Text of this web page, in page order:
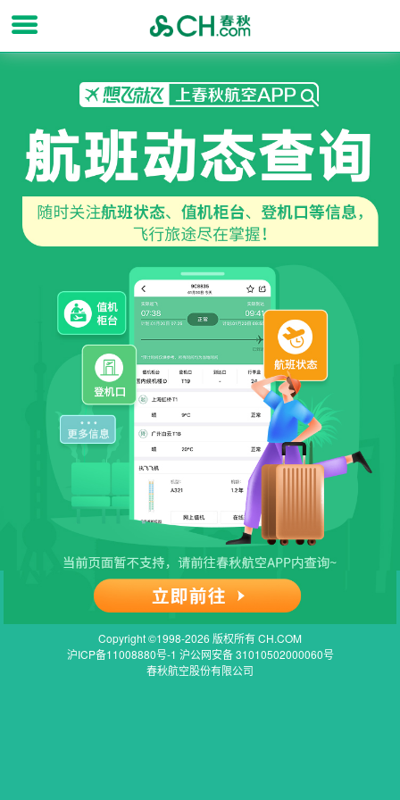
Copyright ©1998-2026 版权所有 CH.COM
沪ICP备11008880号-1 沪公网安备 31010502000060号
春秋航空股份有限公司